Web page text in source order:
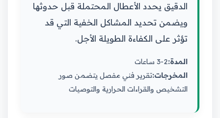
الدقيق يحدد الأعطال المحتملة قبل حدوثها
ويضمن تحديد المشاكل الخفية التي قد
تؤثر على الكفاءة الطويلة الأجل.
المدة:2-3 ساعات
المخرجات:تقرير فني مفصل يتضمن صور
التشخيص والقراءات الحرارية والتوصيات